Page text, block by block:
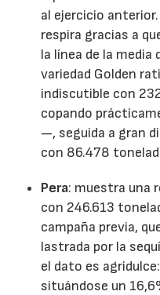
al ejercicio
respira gracias a
la línea de la media
variedad Golden
indiscutible con
copando
—, seguida a gran
con 86.478
Pera: muestra una
con 246.613
campaña previa,
lastrada por la
el dato es
situándose un